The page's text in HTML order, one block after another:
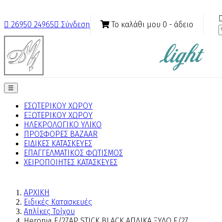
 26950 24965 Σύνδεση Το καλάθι μου 0 - άδειο
Toggle
navigation
☰
ΕΣΩΤΕΡΙΚΟΥ ΧΩΡΟΥ
ΕΞΩΤΕΡΙΚΟΥ ΧΩΡΟΥ
ΗΛΕΚΡΟΛΟΓΙΚΟ ΥΛΙΚΟ
ΠΡΟΣΦΟΡΕΣ BAZAAR
ΕΙΔΙΚΕΣ ΚΑΤΑΣΚΕΥΕΣ
ΕΠΑΓΓΕΛΜΑΤΙΚΟΣ ΦΩΤΙΣΜΟΣ
ΧΕΙΡΟΠΟΙΗΤΕΣ ΚΑΤΑΣΚΕΥΕΣ
ΑΡΧΙΚΗ
Ειδικές Κατασκευές
Απλίκες Τοίχου